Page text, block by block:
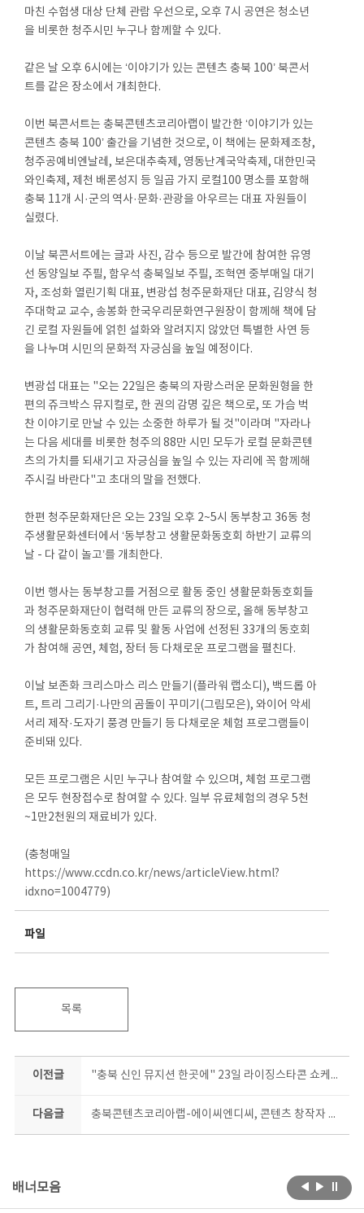
마친 수험생 대상 단체 관람 우선으로, 오후 7시 공연은 청소년
을 비롯한 청주시민 누구나 함께할 수 있다.
같은 날 오후 6시에는 ‘이야기가 있는 콘텐츠 충북 100’ 북콘서
트를 같은 장소에서 개최한다.
이번 북콘서트는 충북콘텐츠코리아랩이 발간한 ‘이야기가 있는
콘텐츠 충북 100’ 출간을 기념한 것으로, 이 책에는 문화제조창,
청주공예비엔날레, 보은대추축제, 영동난계국악축제, 대한민국
와인축제, 제천 배론성지 등 일곱 가지 로컬100 명소를 포함해
충북 11개 시·군의 역사·문화·관광을 아우르는 대표 자원들이
실렸다.
이날 북콘서트에는 글과 사진, 감수 등으로 발간에 참여한 유영
선 동양일보 주필, 함우석 충북일보 주필, 조혁연 중부매일 대기
자, 조성화 열린기획 대표, 변광섭 청주문화재단 대표, 김양식 청
주대학교 교수, 송봉화 한국우리문화연구원장이 함께해 책에 담
긴 로컬 자원들에 얽힌 설화와 알려지지 않았던 특별한 사연 등
을 나누며 시민의 문화적 자긍심을 높일 예정이다.
변광섭 대표는 "오는 22일은 충북의 자랑스러운 문화원형을 한
편의 쥬크박스 뮤지컬로, 한 권의 감명 깊은 책으로, 또 가슴 벅
찬 이야기로 만날 수 있는 소중한 하루가 될 것"이라며 "자라나
는 다음 세대를 비롯한 청주의 88만 시민 모두가 로컬 문화콘텐
츠의 가치를 되새기고 자긍심을 높일 수 있는 자리에 꼭 함께해
주시길 바란다"고 초대의 말을 전했다.
한편 청주문화재단은 오는 23일 오후 2~5시 동부창고 36동 청
주생활문화센터에서 ‘동부창고 생활문화동호회 하반기 교류의
날 - 다 같이 놀고’를 개최한다.
이번 행사는 동부창고를 거점으로 활동 중인 생활문화동호회들
과 청주문화재단이 협력해 만든 교류의 장으로, 올해 동부창고
의 생활문화동호회 교류 및 활동 사업에 선정된 33개의 동호회
가 참여해 공연, 체험, 장터 등 다채로운 프로그램을 펼친다.
이날 보존화 크리스마스 리스 만들기(플라워 랩소디), 백드롭 아
트, 트리 그리기·나만의 곰돌이 꾸미기(그림모은), 와이어 악세
서리 제작·도자기 풍경 만들기 등 다채로운 체험 프로그램들이
준비돼 있다.
모든 프로그램은 시민 누구나 참여할 수 있으며, 체험 프로그램
은 모두 현장접수로 참여할 수 있다. 일부 유료체험의 경우 5천
~1만2천원의 재료비가 있다.
(충청매일
https://www.ccdn.co.kr/news/articleView.html?
idxno=1004779)
파일
목록
이전글 "충북 신인 뮤지션 한곳에" 23일 라이징스타콘 쇼케이스
다음글 충북콘텐츠코리아랩-에이씨엔디씨, 콘텐츠 창작자 육성 업무협약
배너모음